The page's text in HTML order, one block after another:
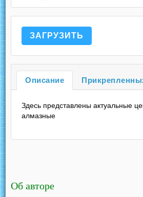
ЗАГРУЗИТЬ
Описание
Здесь представлены актуальные
алмазные
Об авторе